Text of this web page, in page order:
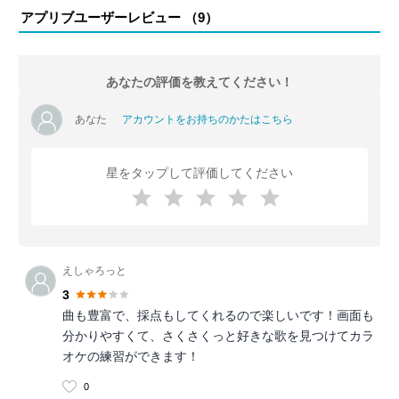
アプリブユーザーレビュー （9）
あなたの評価を教えてください！
あなた アカウントをお持ちのかたはこちら
星をタップして評価してください
えしゃろっと
3
曲も豊富で、採点もしてくれるので楽しいです！画面も
分かりやすくて、さくさくっと好きな歌を見つけてカラ
オケの練習ができます！
0